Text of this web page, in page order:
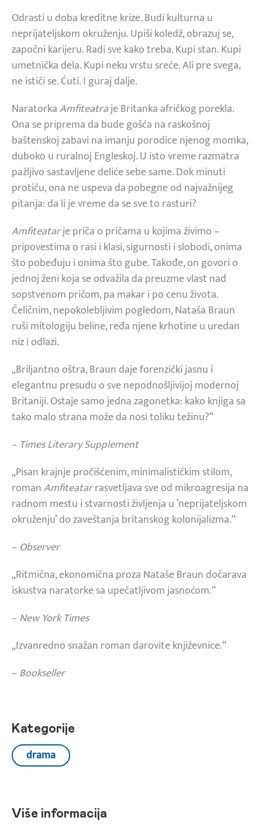
Odrasti u doba kreditne krize. Budi kulturna u
neprijateljskom okruženju. Upiši koledž, obrazuj se,
započni karijeru. Radi sve kako treba. Kupi stan. Kupi
umetnička dela. Kupi neku vrstu sreće. Ali pre svega,
ne ističi se. Ćuti. I guraj dalje.
NaratorkaAmfiteatraje Britanka afričkog porekla.
Ona se priprema da bude gošća na raskošnoj
baštenskoj zabavi na imanju porodice njenog momka,
duboko u ruralnoj Engleskoj. U isto vreme razmatra
pažljivo sastavljene deliće sebe same. Dok minuti
protiču, ona ne uspeva da pobegne od najvažnijeg
pitanja: da li je vreme da se sve to rasturi?
Amfiteatarje priča o pričama u kojima živimo –
pripovestima o rasi i klasi, sigurnosti i slobodi, onima
što pobeđuju i onima što gube. Takođe, on govori o
jednoj ženi koja se odvažila da preuzme vlast nad
sopstvenom pričom, pa makar i po cenu života.
Čeličnim, nepokolebljivim pogledom, Nataša Braun
ruši mitologiju beline, ređa njene krhotine u uredan
niz i odlazi.
„Briljantno oštra, Braun daje forenzički jasnu i
elegantnu presudu o sve nepodnošljivijoj modernoj
Britaniji. Ostaje samo jedna zagonetka: kako knjiga sa
tako malo strana može da nosi toliku težinu?“
– Times Literary Supplement
„Pisan krajnje pročišćenim, minimalističkim stilom,
romanAmfiteatarrasvetljava sve od mikroagresija na
radnom mestu i stvarnosti življenja u ’neprijateljskom
okruženju’ do zaveštanja britanskog kolonijalizma.“
– Observer
„Ritmična, ekonomična proza Nataše Braun dočarava
iskustva naratorke sa upečatljivom jasnoćom.“
–New York Times
„Izvanredno snažan roman darovite književnice.“
–Bookseller
Kategorije
drama
Više informacija